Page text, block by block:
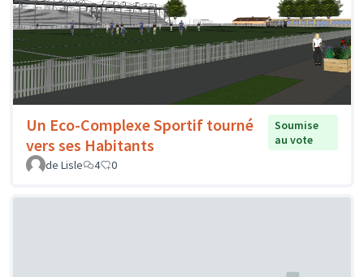
Un Eco-Complexe Sportif tourné
vers ses Habitants
Soumise
au vote
de Lisle
4 0